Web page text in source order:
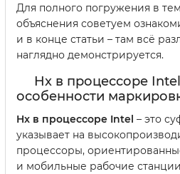
Для полного погружения в
объяснения советуем
и в конце статьи – там всё
наглядно демонстрируется.
Hx в процессоре
особенности
Hx в процессоре Intel – это
указывает на
процессоры,
и мобильные рабочие